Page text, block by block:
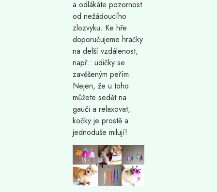
a odlákáte pozornost
od nežádoucího
zlozvyku. Ke hře
doporučujeme hračky
na delší vzdálenost,
např.: udičky se
zavěšeným peřím.
Nejen, že u toho
můžete sedět na
gauči a relaxovat,
kočky je prostě a
jednoduše milují!